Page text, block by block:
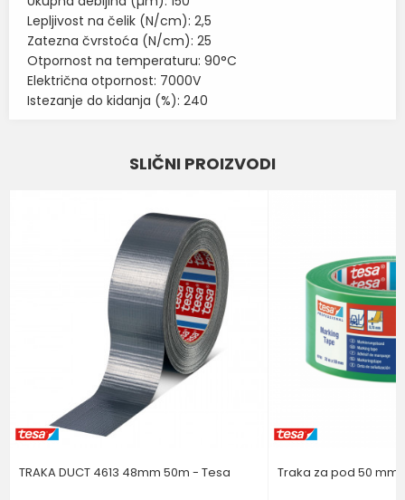
Lepljivost na čelik (N/cm): 2,5
Zatezna čvrstoća (N/cm): 25
Otpornost na temperaturu: 90°C
Električna otpornost: 7000V
Istezanje do kidanja (%): 240
TESA TRAKE
SLIČNI PROIZVODI
TRAKA DUCT 4613 48mm 50m - Tesa Traka za pod 50 mm